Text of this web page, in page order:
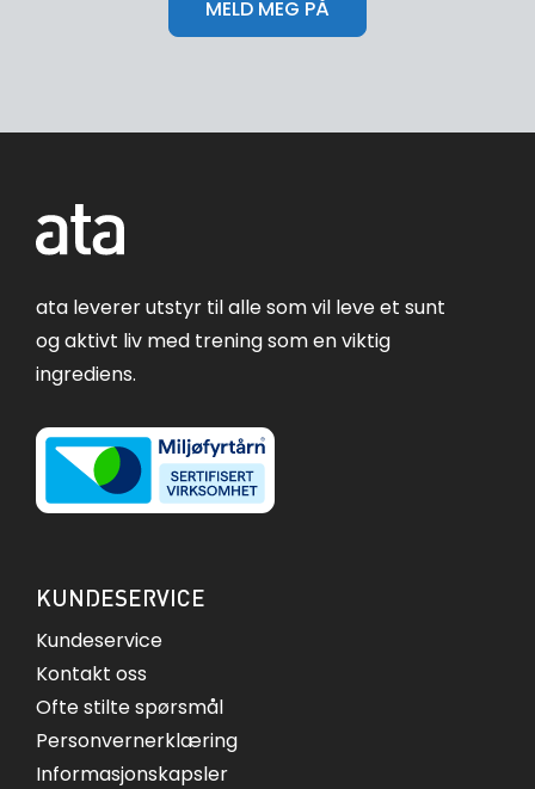
ata leverer utstyr til alle som vil leve et sunt
og aktivt liv med trening som en viktig
ingrediens.
KUNDESERVICE
Kundeservice
Kontakt oss
Ofte stilte spørsmål
Personvernerklæring
Informasjonskapsler